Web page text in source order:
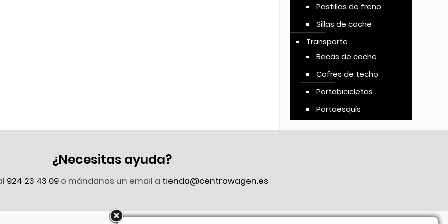
Pastillas de freno
Sillas de coche
Transporte
Bacas de coche
Cofres de techo
Portabicicletas
Portaesquís
¿Necesitas ayuda?
924 23 43 09 o mándanos un email a tienda@centrowagen.es